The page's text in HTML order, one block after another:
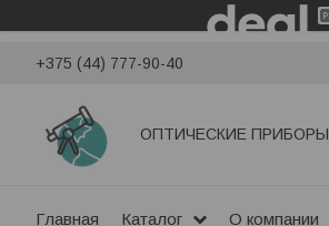
+375 (44) 777-90-40
ОПТИЧЕСКИЕ ПРИБОРЫ
Главная Каталог О компании